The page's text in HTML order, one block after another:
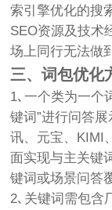
索引擎优化的搜
SEO资源及技术
场上同行无法做
三、词包优化
1､一个类为一个
键词”进行问答
讯、元宝、KIMI
面实现与主关键
键词或场景问
2､关键词需包含